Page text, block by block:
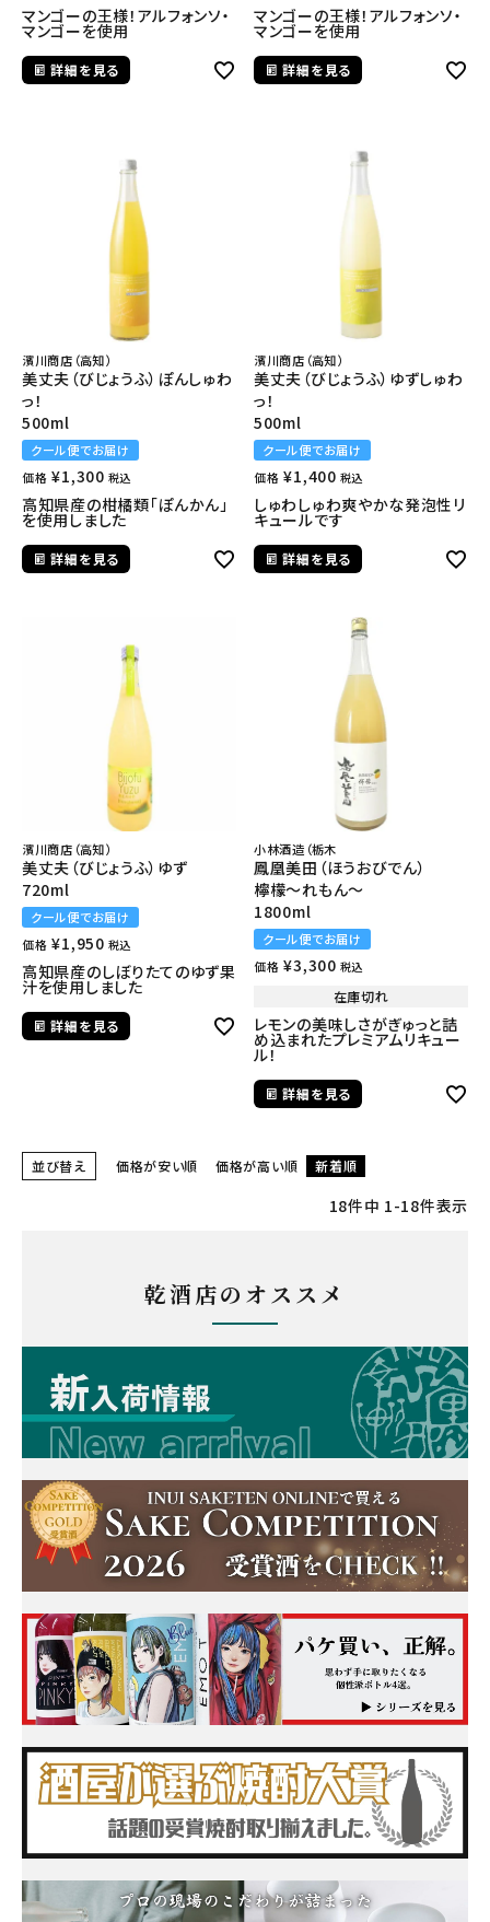
マンゴーの王様！アルフォンソ・
マンゴーを使用
詳細を見る
マンゴーの王様！アルフォンソ・
マンゴーを使用
詳細を見る
濱川商店（高知）
美丈夫（びじょうふ）ぽんしゅわ
っ！
500ml
クール便でお届け
価格 ¥1,300 税込
高知県産の柑橘類「ぽんかん」
を使用しました
詳細を見る
濱川商店（高知）
美丈夫（びじょうふ）ゆずしゅわ
っ！
500ml
クール便でお届け
価格 ¥1,400 税込
しゅわしゅわ爽やかな発泡性リ
キュールです
詳細を見る
濱川商店（高知）
美丈夫（びじょうふ）ゆず
720ml
クール便でお届け
価格 ¥1,950 税込
高知県産のしぼりたてのゆず果
汁を使用しました
詳細を見る
小林酒造（栃木
鳳凰美田（ほうおびでん）
檸檬～れもん～
1800ml
クール便でお届け
価格 ¥3,300 税込
在庫切れ
レモンの美味しさがぎゅっと詰
め込まれたプレミアムリキュー
ル！
詳細を見る
並び替え 価格が安い順 価格が高い順 新着順
18件中 1-18件表示
乾酒店のオススメ